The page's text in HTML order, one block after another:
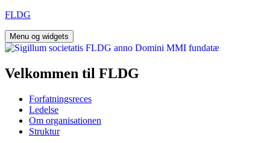
Hop
indhold
FLDG
Menu og widgets
Velkommen til FLDG
Forfatningsreces
Ledelse
Om organisationen
Struktur